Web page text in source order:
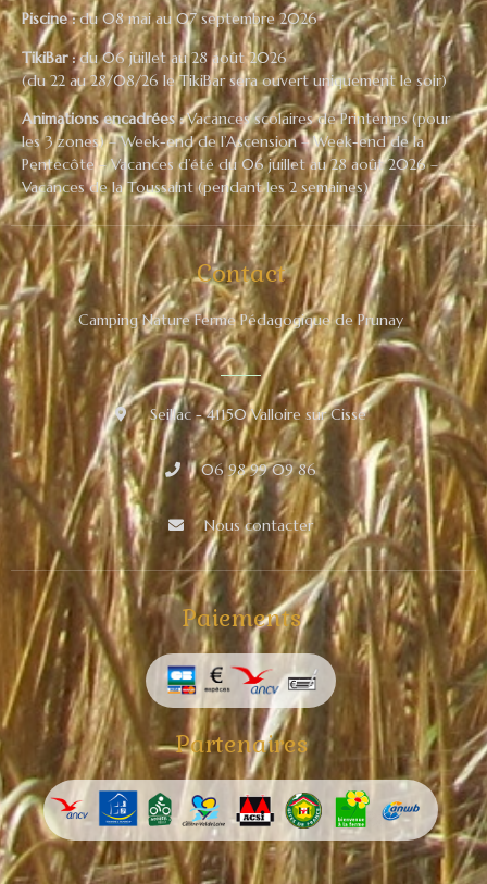
Piscine :du 08 mai au 07 septembre 2026
TikiBar :du 06 juillet au 28 août 2026
(du 22 au 28/08/26 le TikiBar sera ouvert uniquement le soir)
Animations encadrées :Vacances scolaires de Printemps (pour
les 3 zones) – Week-end de l’Ascension – Week-end de la
Pentecôte – Vacances d’été du 06 juillet au 28 août 2026 –
Vacances de la Toussaint (pendant les 2 semaines)
Contact
Camping Nature Ferme Pédagogique de Prunay
Seillac - 41150 Valloire sur Cisse
06 98 99 09 86
Nous contacter
Paiements
Partenaires